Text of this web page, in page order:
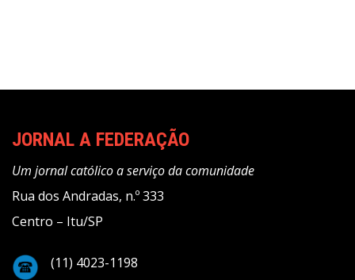
JORNAL A FEDERAÇÃO
Um jornal católico a serviço da comunidade
Rua dos Andradas, n.º 333
Centro – Itu/SP
(11) 4023-1198